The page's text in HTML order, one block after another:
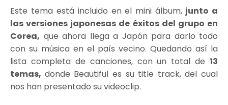
Este tema está incluido en el mini álbum, junto a
las versiones japonesas de éxitos del grupo en
Corea, que ahora llega a Japón para darlo todo
con su música en el país vecino. Quedando así la
lista completa de canciones, con un total de 13
temas, donde Beautiful es su title track, del cual
nos han presentado su videoclip.